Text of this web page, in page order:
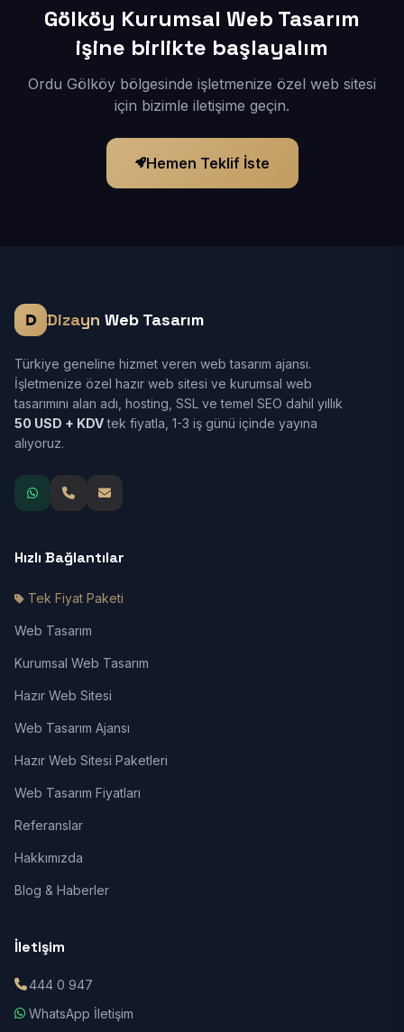
Gölköy Kurumsal Web Tasarım
işine birlikte başlayalım
Ordu Gölköy bölgesinde işletmenize özel web sitesi
için bizimle iletişime geçin.
Hemen Teklif İste
Dizayn Web Tasarım
Türkiye geneline hizmet veren web tasarım ajansı.
İşletmenize özel hazır web sitesi ve kurumsal web
tasarımını alan adı, hosting, SSL ve temel SEO dahil yıllık
50 USD + KDVtek fiyatla, 1-3 iş günü içinde yayına
alıyoruz.
Hızlı Bağlantılar
Tek Fiyat Paketi
Web Tasarım
Kurumsal Web Tasarım
Hazır Web Sitesi
Web Tasarım Ajansı
Hazır Web Sitesi Paketleri
Web Tasarım Fiyatları
Referanslar
Hakkımızda
Blog & Haberler
İletişim
444 0 947
WhatsApp İletişim